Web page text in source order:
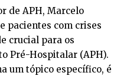
de APH, Marcelo
pacientes com crises
crucial para os
Pré-Hospitalar (APH).
um tópico específico, é